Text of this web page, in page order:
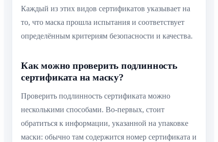
Каждый из этих видов сертификатов указывает на
то, что маска прошла испытания и соответствует
определённым критериям безопасности и качества.
Как можно проверить подлинность
сертификата на маску?
Проверить подлинность сертификата можно
несколькими способами. Во-первых, стоит
обратиться к информации, указанной на упаковке
маски: обычно там содержится номер сертификата и